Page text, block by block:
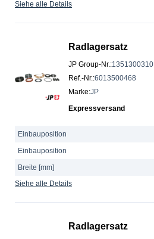
Siehe alle Details
Radlagersatz
JP Group-Nr.:1351300310
Ref.-Nr.:6013500468
Marke:JP
Expressversand
Einbauposition
Einbauposition
Breite [mm]
Siehe alle Details
Radlagersatz